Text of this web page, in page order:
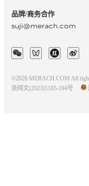
品牌/商务合作
suji@merach.com
©2026 MERACH.COM All
浙网文(2023)5185-194号